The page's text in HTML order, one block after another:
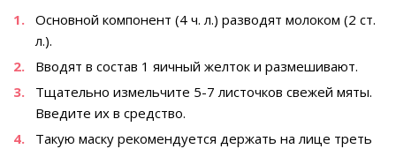
Основной компонент (4 ч. л.) разводят молоком (2 ст.
л.).
Вводят в состав 1 яичный желток и размешивают.
Тщательно измельчите 5-7 листочков свежей мяты.
Введите их в средство.
Такую маску рекомендуется держать на лице треть